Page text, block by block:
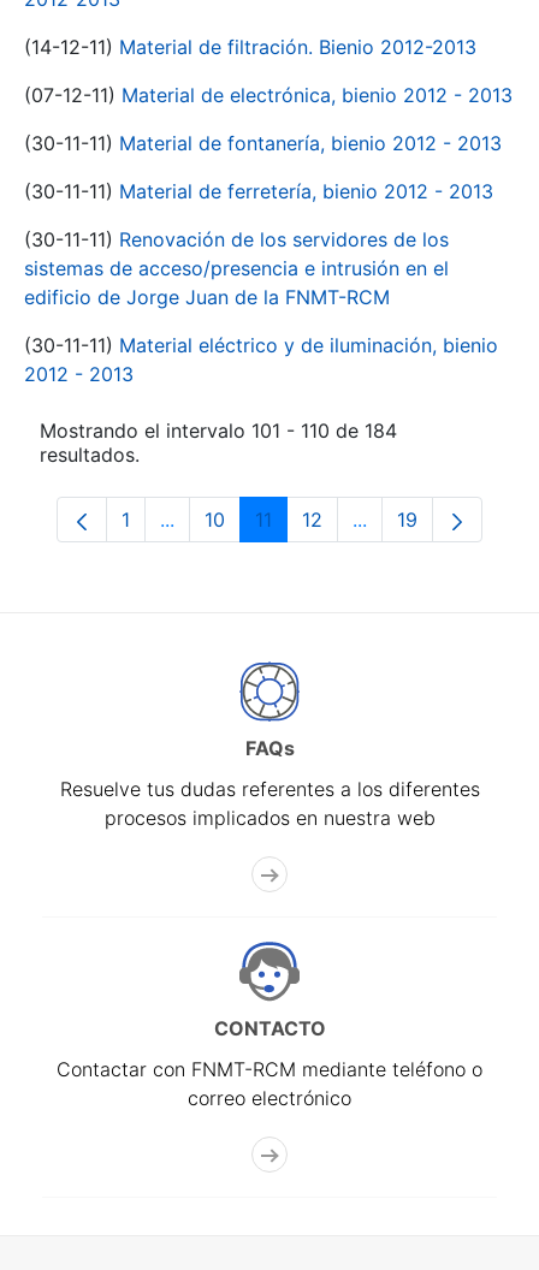
(14-12-11) Material de filtración. Bienio 2012-2013
(07-12-11) Material de electrónica, bienio 2012 - 2013
(30-11-11) Material de fontanería, bienio 2012 - 2013
(30-11-11) Material de ferretería, bienio 2012 - 2013
(30-11-11) Renovación de los servidores de los
sistemas de acceso/presencia e intrusión en el
edificio de Jorge Juan de la FNMT-RCM
(30-11-11) Material eléctrico y de iluminación, bienio
2012 - 2013
Mostrando el intervalo 101 - 110 de 184
resultados.
Página
1 ...Páginas intermedias Use TAB para
Página
10 Página
11 Página
12 ...PáginasPágina
19
FAQs
Resuelve tus dudas referentes a los diferentes
procesos implicados en nuestra web
CONTACTO
Contactar con FNMT-RCM mediante teléfono o
correo electrónico